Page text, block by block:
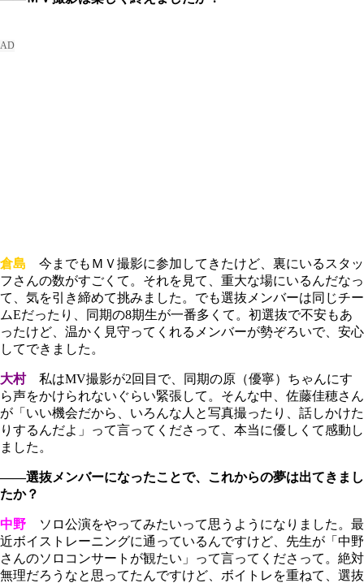
倉島 今までもＭＶ撮影に参加してきたけど、裏にいるスタッ
フさんの数がすごくて。それを見て、重大な場にいるんだなっ
て、気を引き締めて挑みました。でも選抜メンバーは同じチー
ムEだったり、同期の8期生が一番多くて。初選抜で不安もあ
ったけど、温かく見守ってくれるメンバーが勢ぞろいで、安心
してできました。
大村私はMV撮影が2回目で、同期の原（優寧）ちゃんにす
ら声をかけられないぐらい緊張して。そんな中、佐藤佳穂さん
が「いい機会だから、いろんな人と写真撮ったり、話しかけた
りするんだよ」って言ってくださって、本当に優しくて感動し
ました。
――選抜メンバーになったことで、これからの夢は出てきまし
たか？
中野 ソロ公演をやってみたいって思うようになりました。最
近ボイストレーニングに通っているんですけど、先生が「中野
さんのソロコンサートが観たい」って言ってくださって。絶対
無理だろうなと思ってたんですけど、ボイトレを重ねて、選抜